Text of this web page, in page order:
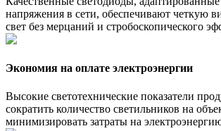
напряжения в сети, обеспечивают четкую
свет без мерцаний и стробоскопического
Экономия на оплате электроэнергии
Высокие светотехнические показатели
сократить количество светильников на
минимизировать затраты на